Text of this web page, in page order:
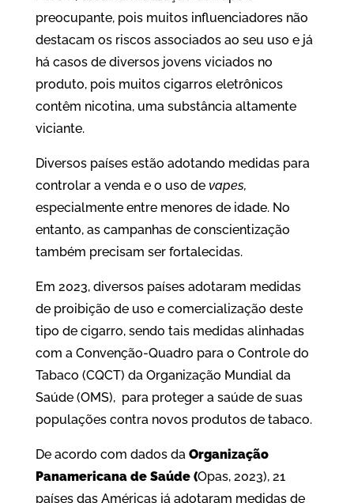
preocupante, pois muitos influenciadores não
destacam os riscos associados ao seu uso e já
há casos de diversos jovens viciados no
produto, pois muitos cigarros eletrônicos
contêm nicotina, uma substância altamente
viciante.
Diversos países estão adotando medidas para
controlar a venda e o uso de vapes,
especialmente entre menores de idade. No
entanto, as campanhas de conscientização
também precisam ser fortalecidas.
Em 2023, diversos países adotaram medidas
de proibição de uso e comercialização deste
tipo de cigarro, sendo tais medidas alinhadas
com a Convenção-Quadro para o Controle do
Tabaco (CQCT) da Organização Mundial da
Saúde (OMS), para proteger a saúde de suas
populações contra novos produtos de tabaco.
De acordo com dados da Organização
Panamericana de Saúde (Opas, 2023), 21
países das Américas já adotaram medidas de